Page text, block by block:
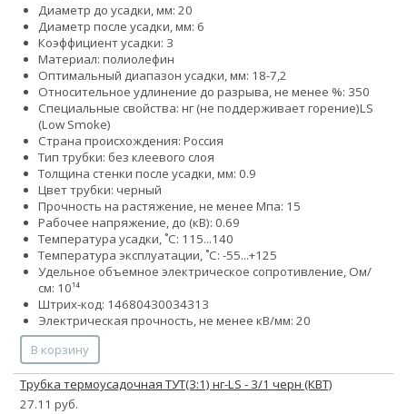
Диаметр до усадки, мм: 20
Диаметр после усадки, мм: 6
Коэффициент усадки: 3
Материал: полиолефин
Оптимальный диапазон усадки, мм: 18-7,2
Относительное удлинение до разрыва, не менее %: 350
Специальные свойства: нг (не поддерживает горение)LS
(Low Smoke)
Страна происхождения: Россия
Тип трубки: без клеевого слоя
Толщина стенки после усадки, мм: 0.9
Цвет трубки: черный
Прочность на растяжение, не менее Мпа: 15
Рабочее напряжение, до (кВ): 0.69
Температура усадки, ˚С: 115...140
Температура эксплуатации, ˚С: -55...+125
Удельное объемное электрическое сопротивление, Ом/
см: 10¹⁴
Штрих-код: 14680430034313
Электрическая прочность, не менее кВ/мм: 20
В корзину
Трубка термоусадочная ТУТ(3:1) нг-LS - 3/1 черн (КВТ)
27.11 руб.